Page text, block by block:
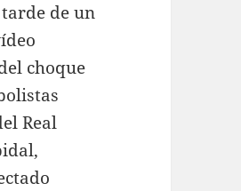
de un
choque
Real